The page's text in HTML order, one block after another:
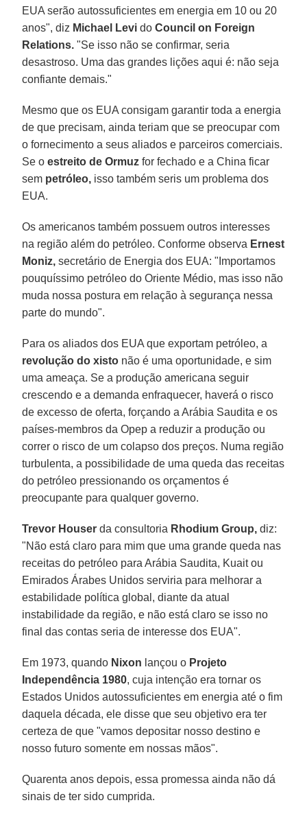
EUA serão autossuficientes em energia em 10 ou 20
anos", diz Michael Levi doCouncil on Foreign
Relations. "Se isso não se confirmar, seria
desastroso. Uma das grandes lições aqui é: não seja
confiante demais."
Mesmo que os EUA consigam garantir toda a energia
de que precisam, ainda teriam que se preocupar com
o fornecimento a seus aliados e parceiros comerciais.
Se oestreito de Ormuz for fechado e a China ficar
sem petróleo, isso também seris um problema dos
EUA.
Os americanos também possuem outros interesses
na região além do petróleo. Conforme observa Ernest
Moniz, secretário de Energia dos EUA: "Importamos
pouquíssimo petróleo do Oriente Médio, mas isso não
muda nossa postura em relação à segurança nessa
parte do mundo".
Para os aliados dos EUA que exportam petróleo, a
revolução do xisto não é uma oportunidade, e sim
uma ameaça. Se a produção americana seguir
crescendo e a demanda enfraquecer, haverá o risco
de excesso de oferta, forçando a Arábia Saudita e os
países-membros da Opep a reduzir a produção ou
correr o risco de um colapso dos preços. Numa região
turbulenta, a possibilidade de uma queda das receitas
do petróleo pressionando os orçamentos é
preocupante para qualquer governo.
Trevor Houser da consultoria Rhodium Group, diz:
"Não está claro para mim que uma grande queda nas
receitas do petróleo para Arábia Saudita, Kuait ou
Emirados Árabes Unidos serviria para melhorar a
estabilidade política global, diante da atual
instabilidade da região, e não está claro se isso no
final das contas seria de interesse dos EUA".
Em 1973, quando Nixon lançou o Projeto
Independência 1980, cuja intenção era tornar os
Estados Unidos autossuficientes em energia até o fim
daquela década, ele disse que seu objetivo era ter
certeza de que "vamos depositar nosso destino e
nosso futuro somente em nossas mãos".
Quarenta anos depois, essa promessa ainda não dá
sinais de ter sido cumprida.